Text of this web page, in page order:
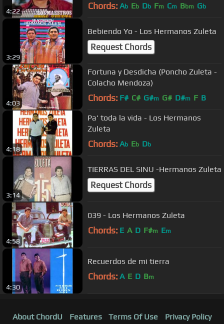
4:22 Chords: Ab Eb Db Fm Cm Bbm Gb
3:29
Bebiendo Yo - Los Hermanos Zuleta
Request Chords
4:03
Fortuna y Desdicha (Poncho Zuleta -
Colacho Mendoza)
Chords: F# C# G#m G# D#m F B
4:18
Pa' toda la vida - Los Hermanos
Zuleta
Chords: Ab Eb Db
3:14
TIERRAS DEL SINU -Hermanos Zuleta
Request Chords
4:58
039 - Los Hermanos Zuleta
Chords: E A D F#m Em
4:30
Recuerdos de mi tierra
Chords: A E D Bm
About ChordU Features Terms Of Use Privacy Policy